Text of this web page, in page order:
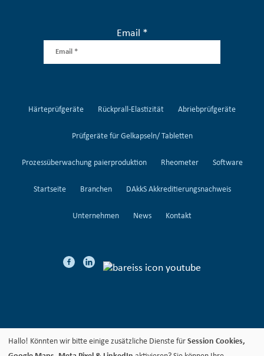
Email *
Härteprüfgeräte Rückprall-Elastizität Abriebprüfgeräte
Prüfgeräte für Gelkapseln/ Tabletten
Prozessüberwachung paierproduktion Rheometer Software
Startseite Branchen DAkkS Akkreditierungsnachweis
Unternehmen News Kontakt
Hallo! Könnten wir bitte einige zusätzliche Dienste für Session Cookies,